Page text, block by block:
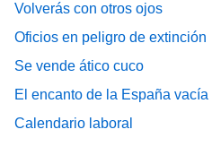
Volverás con otros ojos
Oficios en peligro de extinción
Se vende ático cuco
El encanto de la España vacía
Calendario laboral